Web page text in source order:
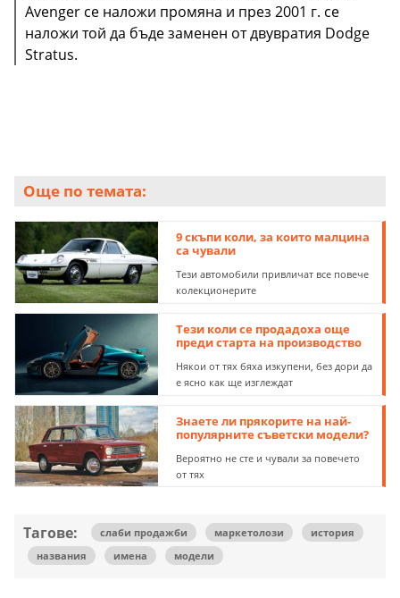
Avenger се наложи промяна и през 2001 г. се
наложи той да бъде заменен от двувратия Dodge
Stratus.
Още по темата:
9 скъпи коли, за които малцина
са чували
Тези автомобили привличат все повече
колекционерите
Тези коли се продадоха още
преди старта на производство
Някои от тях бяха изкупени, без дори да
е ясно как ще изглеждат
Знаете ли прякорите на най-
популярните съветски модели?
Вероятно не сте и чували за повечето
от тях
Тагове: слаби продажби маркетолози
история
названия
имена модели